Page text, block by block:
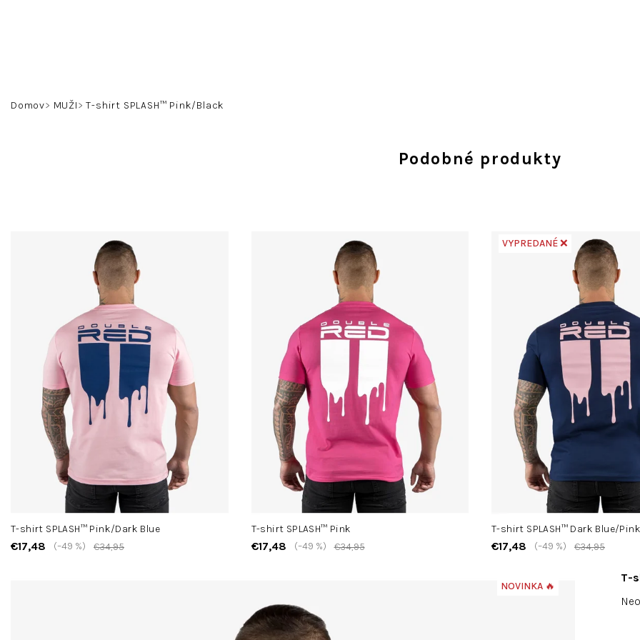
Domov MUŽI T-shirt SPLASH™ Pink/Black
T-
NOVINKA 🔥
Podobné produkty
T-shirt SPLASH™ Pink/Dark Blue
€17,48 €34,95
(–49 %)
T-shirt SPLASH™ Pink
€17,48 €34,95
(–49 %)
VYPREDANÉ ❌
T-shirt SPLASH™ Dark Blue/Pink
€17,48 €34,95
(–49 %)